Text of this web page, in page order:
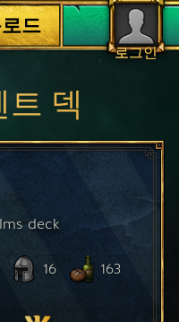
로그인
드
트 덱
deck
16 163